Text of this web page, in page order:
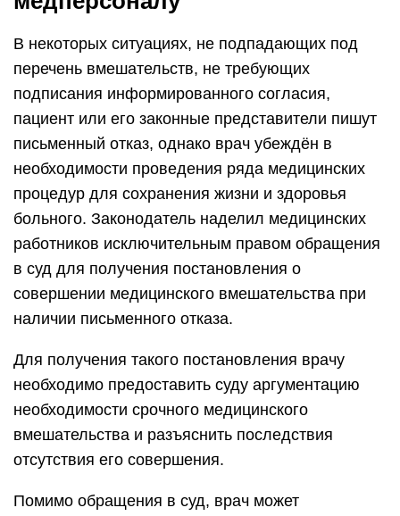
В некоторых ситуациях, не подпадающих под
перечень вмешательств, не требующих
подписания информированного согласия,
пациент или его законные представители пишут
письменный отказ, однако врач убеждён в
необходимости проведения ряда медицинских
процедур для сохранения жизни и здоровья
больного. Законодатель наделил медицинских
работников исключительным правом обращения
в суд для получения постановления о
совершении медицинского вмешательства при
наличии письменного отказа.
Для получения такого постановления врачу
необходимо предоставить суду аргументацию
необходимости срочного медицинского
вмешательства и разъяснить последствия
отсутствия его совершения.
Помимо обращения в суд, врач может